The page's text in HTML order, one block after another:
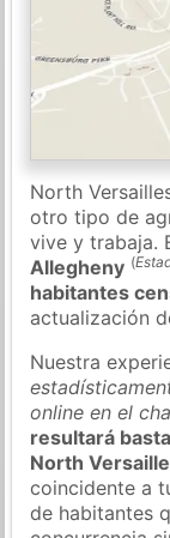
North
otro tipo de
vive y trabaja.
Allegheny (
habitantes
actualización
Nuestra
online en el
resultará
North
coincidente a
de habitantes